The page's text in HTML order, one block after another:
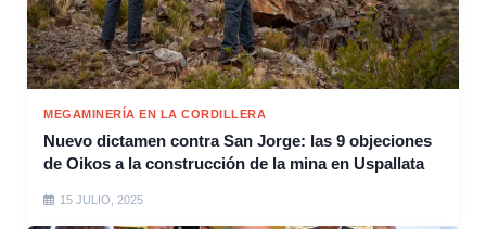
MEGAMINERÍA EN LA CORDILLERA
Nuevo dictamen contra San Jorge: las 9 objeciones
de Oikos a la construcción de la mina en Uspallata
15 JULIO, 2025